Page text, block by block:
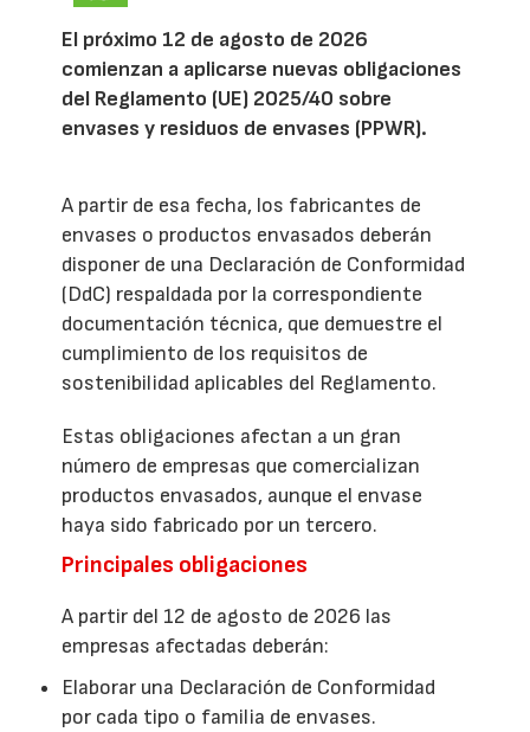
El próximo 12 de agosto de 2026
comienzan a aplicarse nuevas obligaciones
del Reglamento (UE) 2025/40 sobre
envases y residuos de envases (PPWR).
A partir de esa fecha, los fabricantes de
envases o productos envasados deberán
disponer de una Declaración de Conformidad
(DdC) respaldada por la correspondiente
documentación técnica, que demuestre el
cumplimiento de los requisitos de
sostenibilidad aplicables del Reglamento.
Estas obligaciones afectan a un gran
número de empresas que comercializan
productos envasados, aunque el envase
haya sido fabricado por un tercero.
Principales obligaciones
A partir del 12 de agosto de 2026 las
empresas afectadas deberán:
Elaborar una Declaración de Conformidad
por cada tipo o familia de envases.